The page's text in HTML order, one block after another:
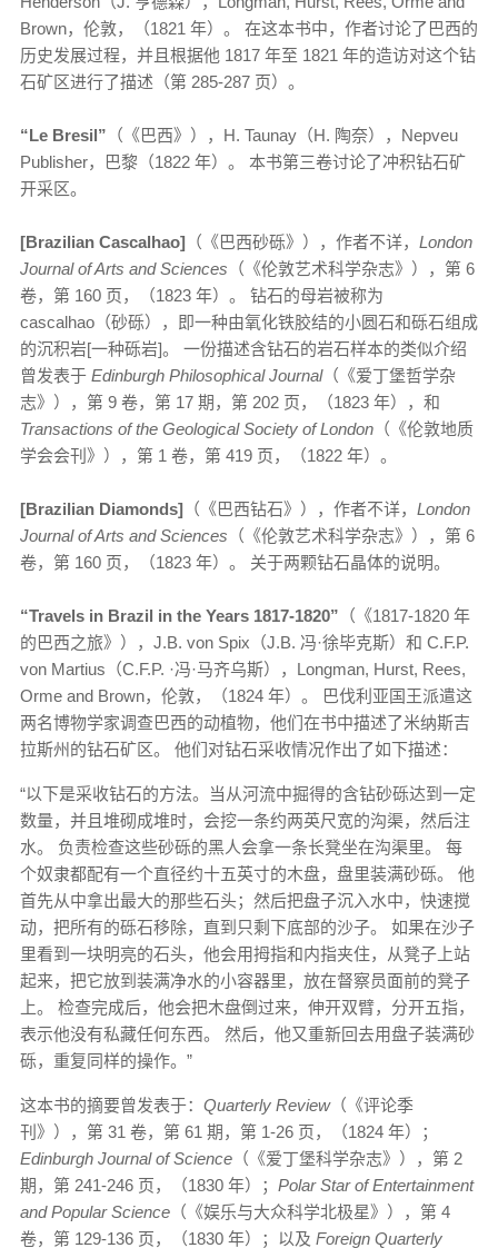
Brown，伦敦，（1821 年）。 在这本书中，作者讨论了巴西的
历史发展过程，并且根据他 1817 年至 1821 年的造访对这个钻
石矿区进行了描述（第 285-287 页）。
“Le Bresil” （《巴西》），H. Taunay（H. 陶奈），Nepveu
Publisher，巴黎（1822 年）。 本书第三卷讨论了冲积钻石矿
开采区。
[Brazilian Cascalhao] （《巴西砂砾》），作者不详， London
Journal of Arts and Sciences （《伦敦艺术科学杂志》），第 6
卷，第 160 页，（1823 年）。 钻石的母岩被称为
cascalhao（砂砾），即一种由氧化铁胶结的小圆石和砾石组成
的沉积岩[一种砾岩]。 一份描述含钻石的岩石样本的类似介绍
曾发表于 Edinburgh Philosophical Journal（《爱丁堡哲学杂
志》），第 9 卷，第 17 期，第 202 页，（1823 年），和
Transactions of the Geological Society of London （《伦敦地质
学会会刊》），第 1 卷，第 419 页，（1822 年）。
[Brazilian Diamonds] （《巴西钻石》），作者不详， London
Journal of Arts and Sciences （《伦敦艺术科学杂志》），第 6
卷，第 160 页，（1823 年）。 关于两颗钻石晶体的说明。
“Travels in Brazil in the Years 1817-1820” （《1817-1820 年
的巴西之旅》），J.B. von Spix（J.B. 冯·徐毕克斯）和 C.F.P.
von Martius（C.F.P. ·冯·马齐乌斯），Longman, Hurst, Rees,
Orme and Brown，伦敦，（1824 年）。 巴伐利亚国王派遣这
两名博物学家调查巴西的动植物，他们在书中描述了米纳斯吉
拉斯州的钻石矿区。 他们对钻石采收情况作出了如下描述：
“以下是采收钻石的方法。当从河流中掘得的含钻砂砾达到一定
数量，并且堆砌成堆时，会挖一条约两英尺宽的沟渠，然后注
水。 负责检查这些砂砾的黑人会拿一条长凳坐在沟渠里。 每
个奴隶都配有一个直径约十五英寸的木盘，盘里装满砂砾。 他
首先从中拿出最大的那些石头；然后把盘子沉入水中，快速搅
动，把所有的砾石移除，直到只剩下底部的沙子。 如果在沙子
里看到一块明亮的石头，他会用拇指和内指夹住，从凳子上站
起来，把它放到装满净水的小容器里，放在督察员面前的凳子
上。 检查完成后，他会把木盘倒过来，伸开双臂，分开五指，
表示他没有私藏任何东西。 然后，他又重新回去用盘子装满砂
砾，重复同样的操作。”
这本书的摘要曾发表于： Quarterly Review（《评论季
刊》），第 31 卷，第 61 期，第 1-26 页，（1824 年）；
Edinburgh Journal of Science （《爱丁堡科学杂志》），第 2
期，第 241-246 页，（1830 年）； Polar Star of Entertainment
and Popular Science （《娱乐与大众科学北极星》），第 4
卷，第 129-136 页，（1830 年）；以及 Foreign Quarterly